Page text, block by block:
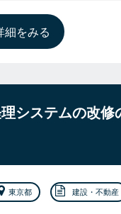
細をみる
システムの改修
東京都 建設・不動産